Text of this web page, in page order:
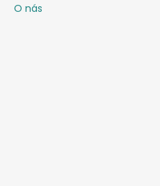
O nás